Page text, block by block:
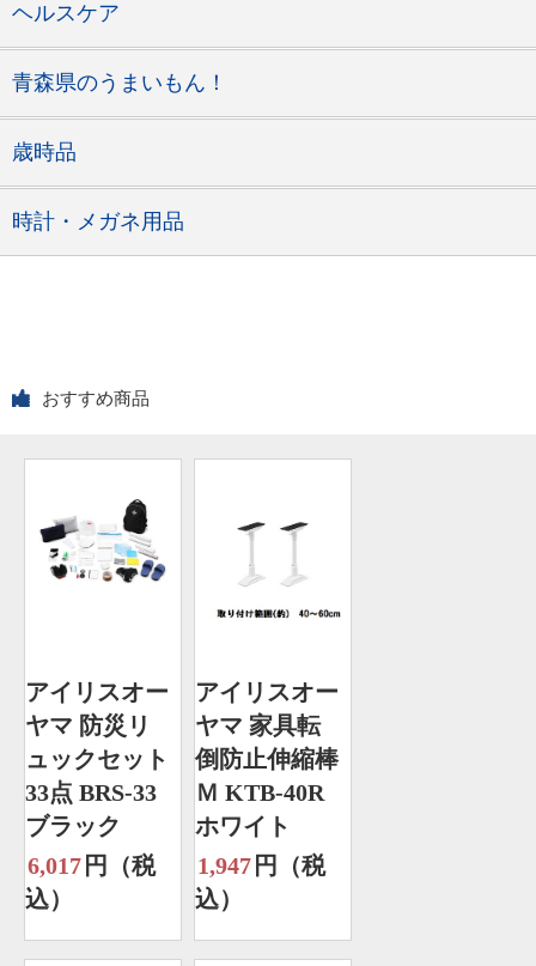
ヘルスケア
青森県のうまいもん！
歳時品
時計・メガネ用品
おすすめ商品
アイリスオー
ヤマ 防災リ
ュックセット
33点 BRS-33
ブラック
6,017 円（税
込）
アイリスオー
ヤマ 家具転
倒防止伸縮棒
Ｍ KTB-40R
ホワイト
1,947 円（税
込）